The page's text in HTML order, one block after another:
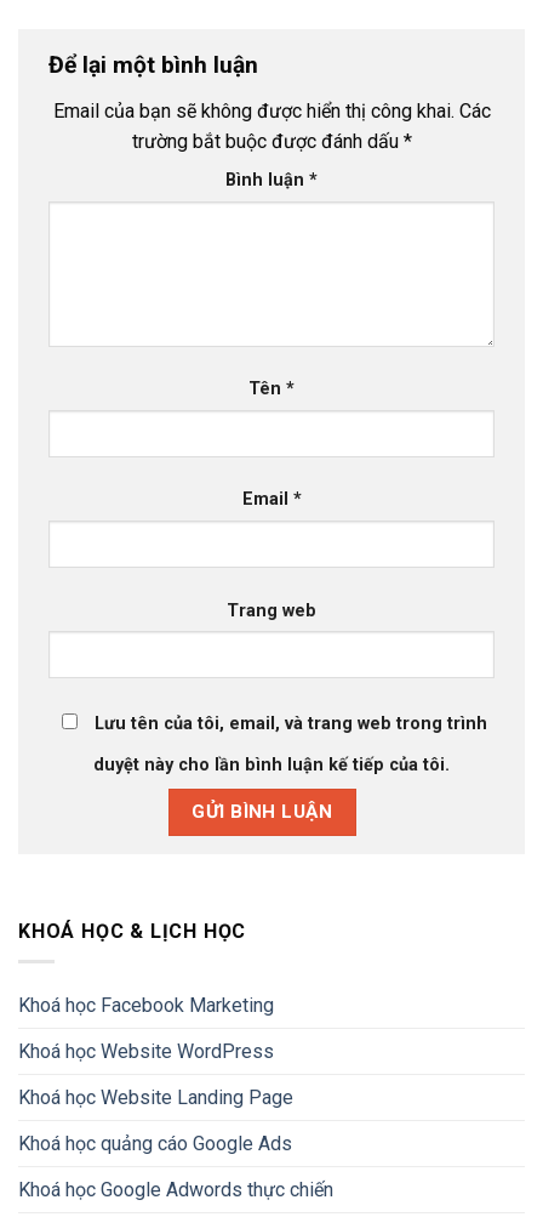
Để lại một bình luận
Email của bạn sẽ không được hiển thị công khai. Các
trường bắt buộc được đánh dấu *
Bình luận *
Tên *
Email *
Trang web
Lưu tên của tôi, email, và trang web trong trình
duyệt này cho lần bình luận kế tiếp của tôi.
KHOÁ HỌC & LỊCH HỌC
Khoá học Facebook Marketing
Khoá học Website WordPress
Khoá học Website Landing Page
Khoá học quảng cáo Google Ads
Khoá học Google Adwords thực chiến